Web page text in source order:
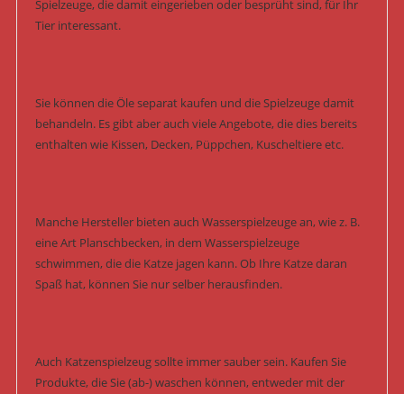
Spielzeuge, die damit eingerieben oder besprüht sind, für Ihr
Tier interessant.
Sie können die Öle separat kaufen und die Spielzeuge damit
behandeln. Es gibt aber auch viele Angebote, die dies bereits
enthalten wie Kissen, Decken, Püppchen, Kuscheltiere etc.
Manche Hersteller bieten auch Wasserspielzeuge an, wie z. B.
eine Art Planschbecken, in dem Wasserspielzeuge
schwimmen, die die Katze jagen kann. Ob Ihre Katze daran
Spaß hat, können Sie nur selber herausfinden.
Auch Katzenspielzeug sollte immer sauber sein. Kaufen Sie
Produkte, die Sie (ab-) waschen können, entweder mit der